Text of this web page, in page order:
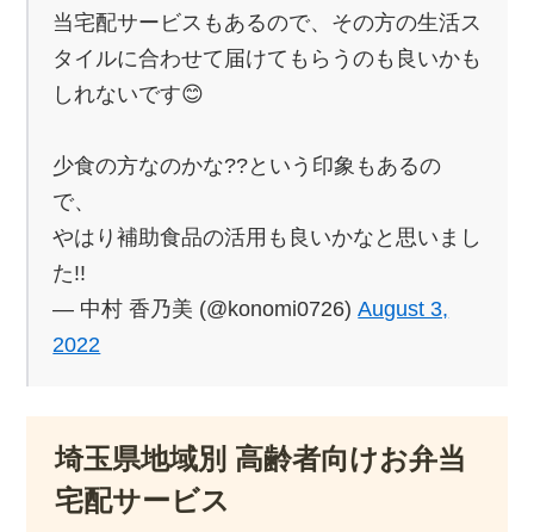
当宅配サービスもあるので、その方の生活ス
タイルに合わせて届けてもらうのも良いかも
しれないです😊
少食の方なのかな??という印象もあるの
で、
やはり補助食品の活用も良いかなと思いまし
た!!
— 中村 香乃美 (@konomi0726)August 3,
2022
埼玉県地域別 高齢者向けお弁当
宅配サービス